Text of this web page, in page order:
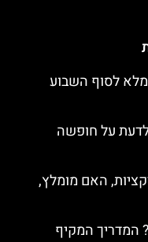
לסוף השבוע
על חופשה
האם מומלץ,
המדריך המקיף